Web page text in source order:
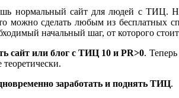
нормальный сайт для людей с ТИЦ.
можно сделать любым из бесплатных
начальный шаг, от которого стоит
сайт или блог с ТИЦ 10 и PR>0.
заработать и поднять ТИЦ.